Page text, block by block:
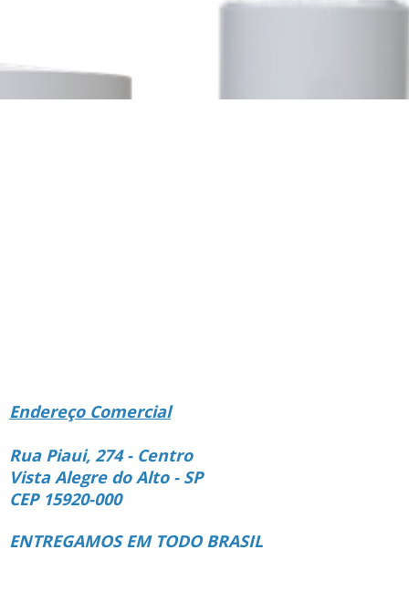
Endereço Comercial
Rua Piaui, 274 - Centro
Vista Alegre do Alto - SP
CEP 15920-000
ENTREGAMOS EM TODO BRASIL